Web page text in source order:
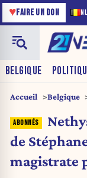
NL
♥FAIRE UN DON
BELGIQUE
Accueil Belgique
de
magistrate